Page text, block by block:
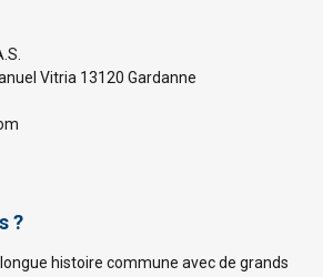
Vitria 13120 Gardanne
?
histoire commune avec de grands